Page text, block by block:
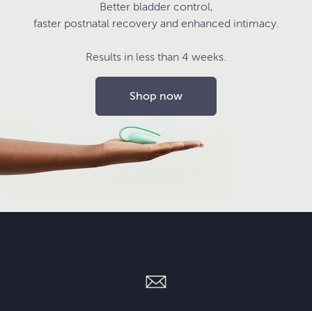
Better bladder control,
faster postnatal recovery and enhanced intimacy.
Results in less than 4 weeks.
Shop now